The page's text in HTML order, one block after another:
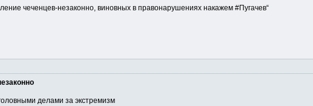
чеченцев-незаконно, виновных в правонарушениях накажем #Пугачев“
делами за экстремизм